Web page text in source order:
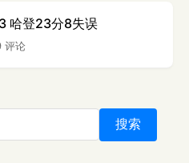
哈登23分8失误
评论
搜索